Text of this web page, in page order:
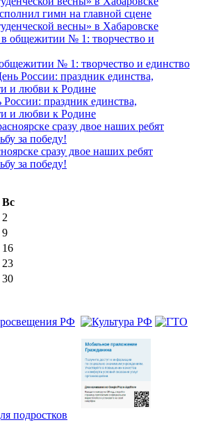
гимн на главной сцене
весны» в Хабаровске
№ 1: творчество и единство
праздник единства,
и любви к Родине
сразу двое наших ребят
за победу!
Вс
2
9
16
23
30